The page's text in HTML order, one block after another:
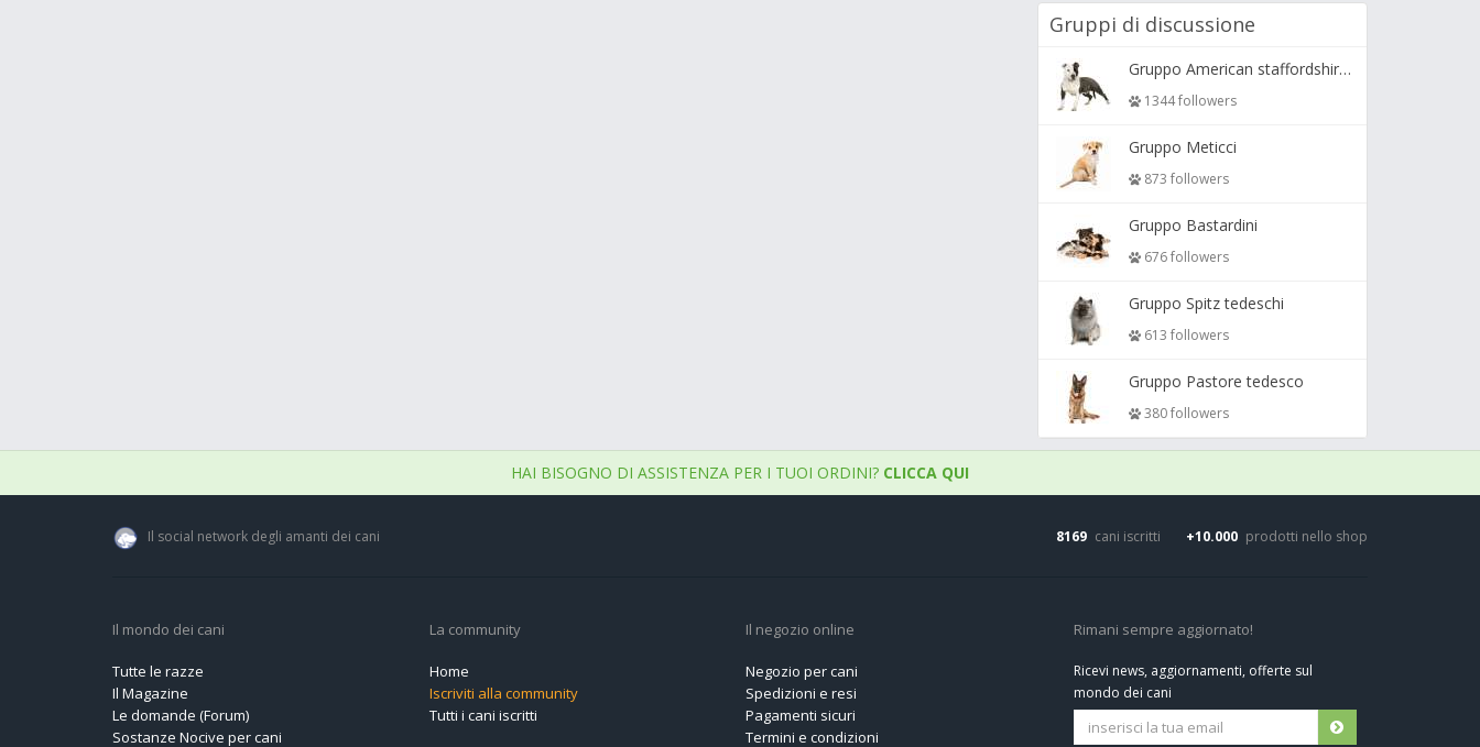
Gruppi di discussione
Gruppo American staffordshire terrier ( amstaff, amastaff )
1344 followers
Gruppo Meticci
873 followers
Gruppo Bastardini
676 followers
Gruppo Spitz tedeschi
613 followers
Gruppo Pastore tedesco
380 followers
HAI BISOGNO DI ASSISTENZA PER I TUOI ORDINI? CLICCA QUI
Il social network degli amanti dei cani 8169 cani iscritti +10.000 prodotti nello shop
Il mondo dei cani
Tutte le razze
Il Magazine
Le domande (Forum)
Sostanze Nocive per cani
La community
Home
Iscriviti alla community
Tutti i cani iscritti
Il negozio online
Negozio per cani
Spedizioni e resi
Pagamenti sicuri
Termini e condizioni
Rimani sempre aggiornato!
Ricevi news, aggiornamenti, offerte sul
mondo dei cani